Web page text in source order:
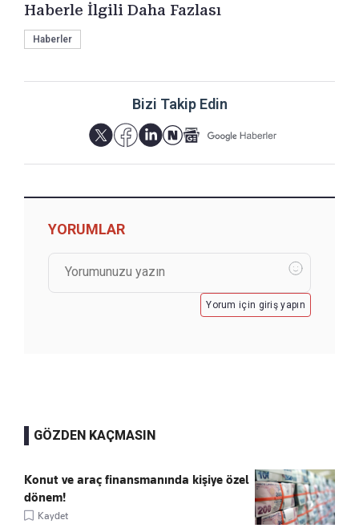
Haberle İlgili Daha Fazlası
Haberler
Bizi Takip Edin
YORUMLAR
Yorum için giriş yapın
GÖZDEN KAÇMASIN
Konut ve araç finansmanında kişiye özel
dönem!
Kaydet